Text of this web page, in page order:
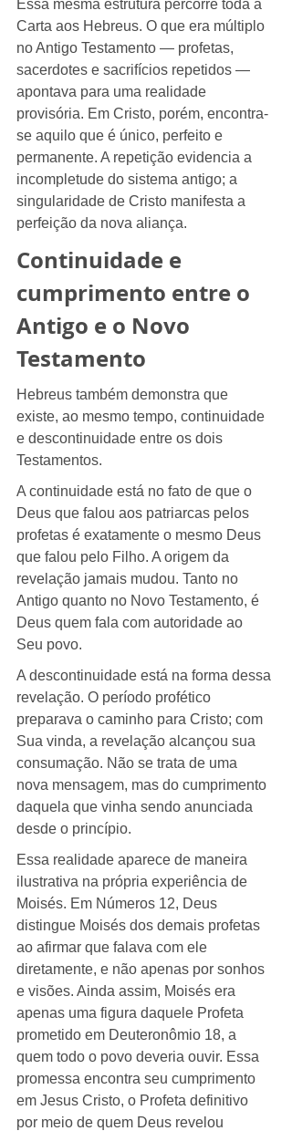
Essa mesma estrutura percorre toda a
Carta aos Hebreus. O que era múltiplo
no Antigo Testamento — profetas,
sacerdotes e sacrifícios repetidos —
apontava para uma realidade
provisória. Em Cristo, porém, encontra-
se aquilo que é único, perfeito e
permanente. A repetição evidencia a
incompletude do sistema antigo; a
singularidade de Cristo manifesta a
perfeição da nova aliança.
Continuidade e
cumprimento entre o
Antigo e o Novo
Testamento
Hebreus também demonstra que
existe, ao mesmo tempo, continuidade
e descontinuidade entre os dois
Testamentos.
A continuidade está no fato de que o
Deus que falou aos patriarcas pelos
profetas é exatamente o mesmo Deus
que falou pelo Filho. A origem da
revelação jamais mudou. Tanto no
Antigo quanto no Novo Testamento, é
Deus quem fala com autoridade ao
Seu povo.
A descontinuidade está na forma dessa
revelação. O período profético
preparava o caminho para Cristo; com
Sua vinda, a revelação alcançou sua
consumação. Não se trata de uma
nova mensagem, mas do cumprimento
daquela que vinha sendo anunciada
desde o princípio.
Essa realidade aparece de maneira
ilustrativa na própria experiência de
Moisés. Em Números 12, Deus
distingue Moisés dos demais profetas
ao afirmar que falava com ele
diretamente, e não apenas por sonhos
e visões. Ainda assim, Moisés era
apenas uma figura daquele Profeta
prometido em Deuteronômio 18, a
quem todo o povo deveria ouvir. Essa
promessa encontra seu cumprimento
em Jesus Cristo, o Profeta definitivo
por meio de quem Deus revelou